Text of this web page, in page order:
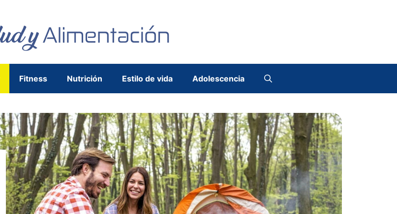
Fitness Nutrición Estilo de vida Adolescencia